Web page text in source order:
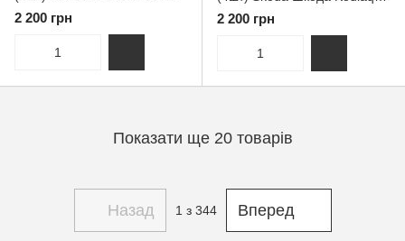
Трибер
2 200 грн
Коджар
2 200 грн
Показати ще 20 товарів
Назад 1 з 344 Вперед